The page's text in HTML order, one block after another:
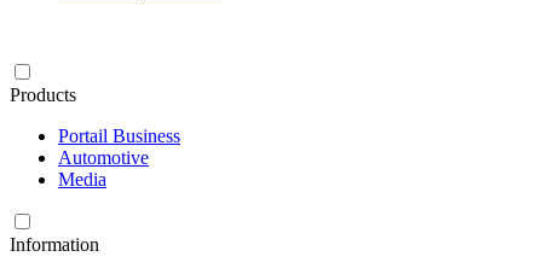
Products
Portail Business
Automotive
Media
Information